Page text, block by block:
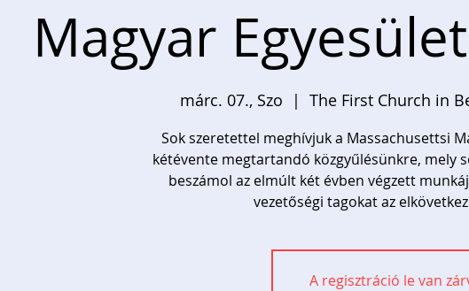
Magyar
márc. 07., Szo
  |
The First Church in
Sok szeretettel meghívjuk a Massachusettsi
kétévente megtartandó közgyűlésünkre, mely
beszámol az elmúlt két évben végzett
vezetőségi tagokat az
A regisztráció le van